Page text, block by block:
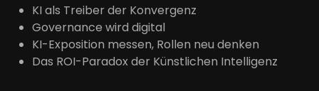
KI als Treiber der Konvergenz
Governance wird digital
KI-Exposition messen, Rollen neu denken
Das ROI-Paradox der Künstlichen Intelligenz